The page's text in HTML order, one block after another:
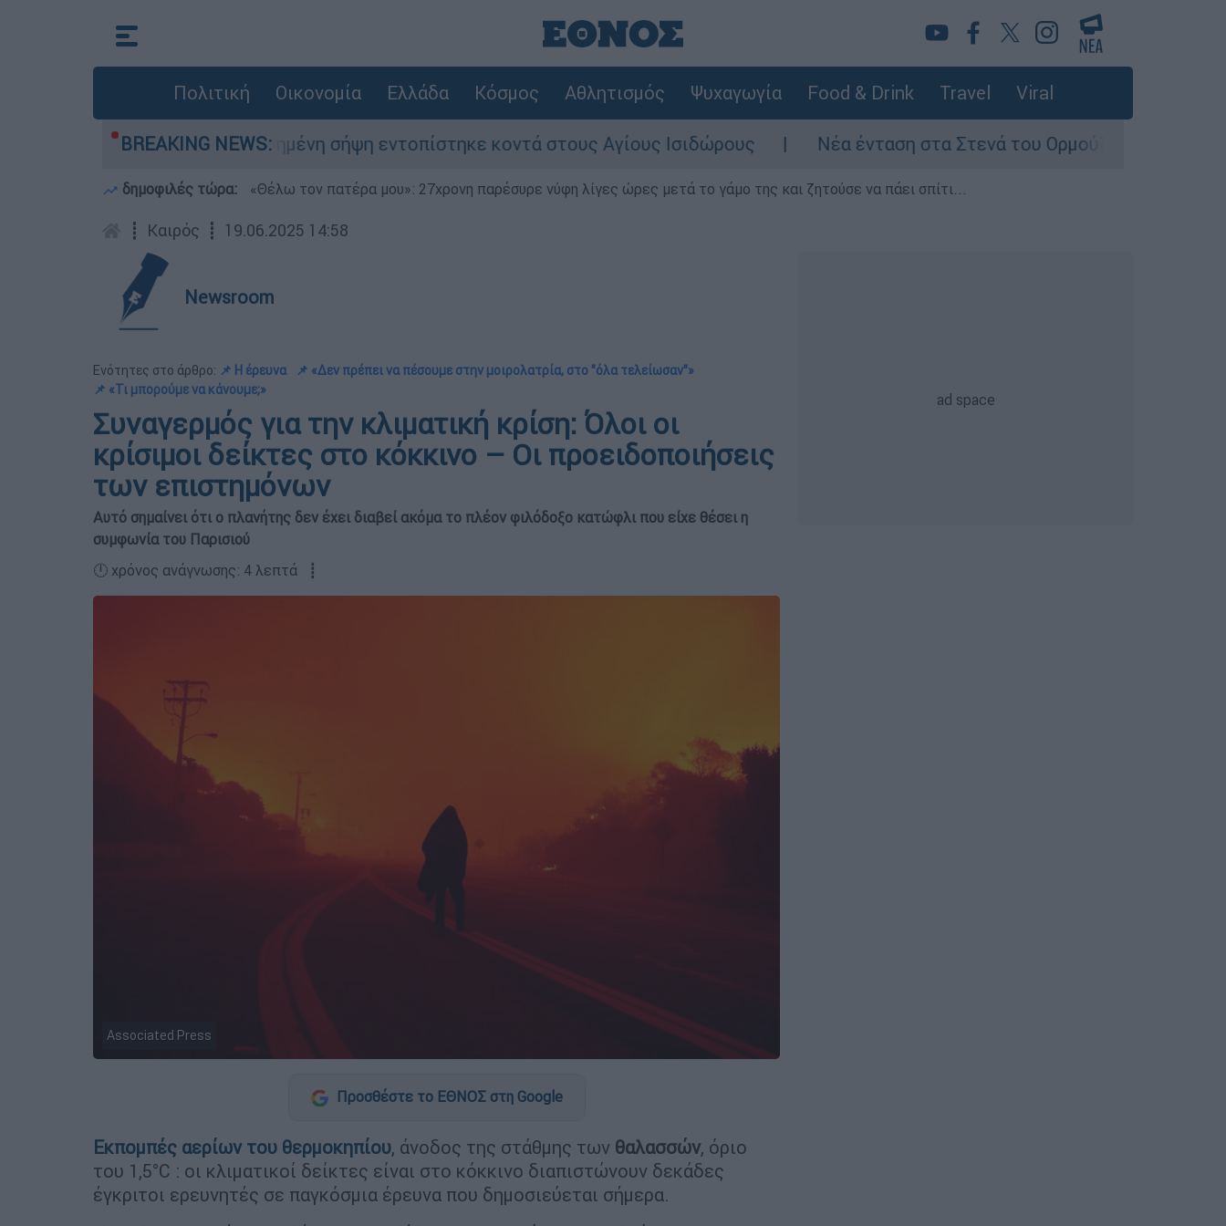
Πολιτική Οικονομία Ελλάδα Κόσμος Αθλητισμός Ψυχαγωγία Food & Drink Travel Viral
BREAKING NEWS:
Σορός σε προχωρημένη σήψη εντοπίστηκε κοντά στους Αγίους Ισιδώρους Νέα ένταση στα Στενά του Ορμούζ: Πετρελαιοφόρο του
δημοφιλές τώρα: «Θέλω τον πατέρα μου»: 27χρονη παρέσυρε νύφη λίγες ώρες μετά το γάμο της και ζητούσε να πάει σπίτι...
┋ Καιρός ┋ 19.06.2025 14:58
Newsroom
Ενότητες στο άρθρο: 📌 Η έρευνα
📌 «Δεν πρέπει να πέσουμε στην μοιρολατρία, στο "όλα τελείωσαν"»
📌 «Τι μπορούμε να κάνουμε;»
Συναγερμός για την κλιματική κρίση: Όλοι οι
κρίσιμοι δείκτες στο κόκκινο – Οι προειδοποιήσεις
των επιστημόνων
Αυτό σημαίνει ότι ο πλανήτης δεν έχει διαβεί ακόμα το πλέον φιλόδοξο κατώφλι που είχε θέσει η
συμφωνία του Παρισιού
🕛 χρόνος ανάγνωσης: 4 λεπτά ┋
Associated Press
Προσθέστε το ΕΘΝΟΣ στη Google
Εκπομπές αερίων του θερμοκηπίου, άνοδος της στάθμης των θαλασσών, όριο
του 1,5°C : οι κλιματικοί δείκτες είναι στο κόκκινο διαπιστώνουν δεκάδες
έγκριτοι ερευνητές σε παγκόσμια έρευνα που δημοσιεύεται σήμερα.